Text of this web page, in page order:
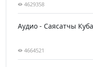
4629358
Аудио - Саясатчы
4664521